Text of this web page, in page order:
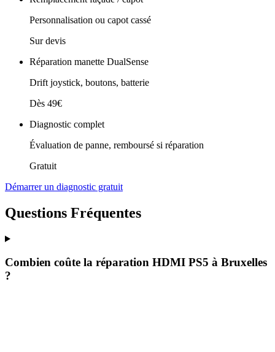
Personnalisation ou capot cassé
Sur devis
Réparation manette DualSense
Drift joystick, boutons, batterie
Dès 49€
Diagnostic complet
Évaluation de panne, remboursé si réparation
Gratuit
Démarrer un diagnostic gratuit
Questions Fréquentes
Combien coûte la réparation HDMI PS5 à Bruxelles
?